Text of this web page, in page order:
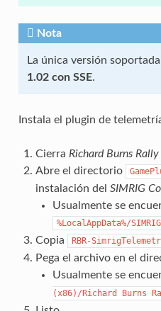
Nota
La única versión
1.02 con SSE.
Instala el plugin de
Cierra Richard Burns Rally
Abre el directorio
instalación del SIMRIG
Usualmente se
%LocalAppData%/
Copia RBR-
Pega el archivo en el
Usualmente se
(x86)/Richard
Burns